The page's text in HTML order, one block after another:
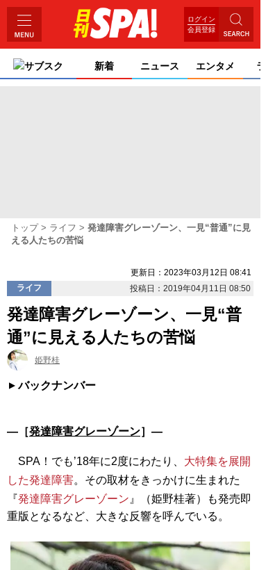
ログイン
会員登録
サブスク 新着 ニュース エンタメ ライ
トップ ライフ
発達障害グレーゾーン、一見“普通”に見
える人たちの苦悩
更新日：2023年03月12日 08:41
ライフ
投稿日：2019年04月11日 08:50
発達障害グレーゾーン、一見“普
通”に見える人たちの苦悩
姫野桂
バックナンバー
―［発達障害グレーゾーン］―
SPA！でも’18年に2度にわたり、 大特集を展開
した発達障害。その取材をきっかけに生まれた
『発達障害グレーゾーン 』（姫野桂著）も発売即
重版となるなど、大きな反響を呼んでいる。